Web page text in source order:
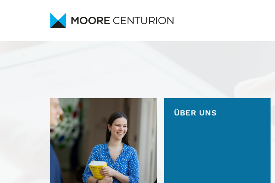
Navigation
überspringen
ÜBER UNS